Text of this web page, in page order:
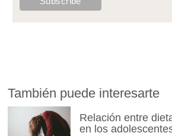
También puede interesarte
Relación entre
en los